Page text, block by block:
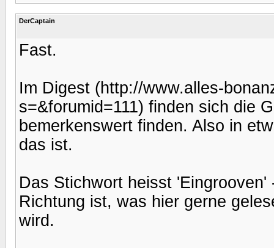
DerCaptain
Fast.
Im Digest (http://www.alles-
s=&forumid=111) finden sich die
bemerkenswert finden. Also in
das ist.
Das Stichwort heisst
Richtung ist, was hier gerne
wird.